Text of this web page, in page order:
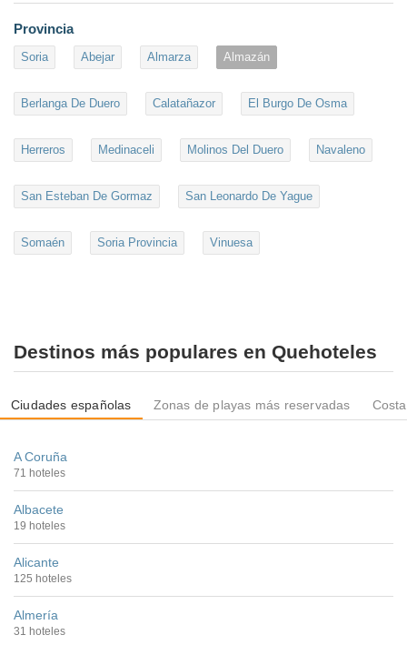
Provincia
Soria Abejar Almarza Almazán
Berlanga De Duero Calatañazor El Burgo De Osma
Herreros Medinaceli Molinos Del Duero Navaleno
San Esteban De Gormaz San Leonardo De Yague
Somaén Soria Provincia Vinuesa
Destinos más populares en Quehoteles
Ciudades españolas Zonas de playas más reservadas
A Coruña
71 hoteles
Albacete
19 hoteles
Alicante
125 hoteles
Almería
31 hoteles